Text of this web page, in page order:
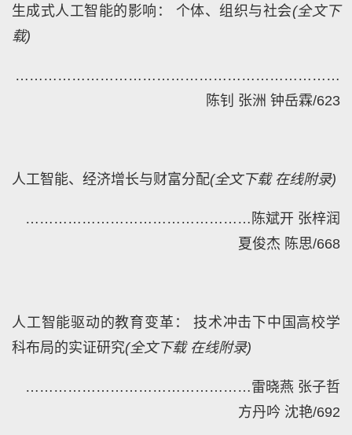
生成式人工智能的影响： 个体、组织与社会(全文下
载)
……………………………………………………………
陈钊 张洲 钟岳霖/623
人工智能、经济增长与财富分配(全文下载在线附录)
………………………………………… 陈斌开 张梓润
夏俊杰 陈思/668
人工智能驱动的教育变革： 技术冲击下中国高校学
科布局的实证研究(全文下载在线附录)
…………………………………………雷晓燕 张子哲
方丹吟 沈艳/692